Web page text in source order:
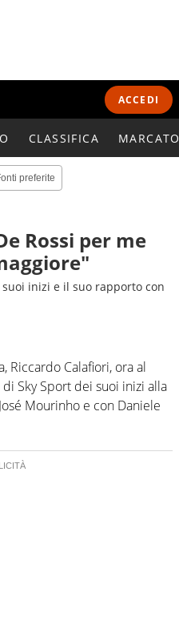
ACCEDI
CLASSIFICA
preferite
Rossi per me
inizi e il suo rapporto con
Riccardo Calafiori, ora al
Sky Sport dei suoi inizi alla
Mourinho e con Daniele